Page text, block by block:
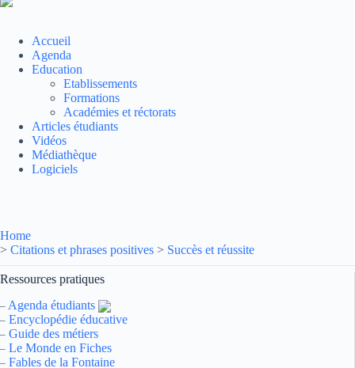
Accueil
Agenda
Education
Etablissements
Formations
Académies et réctorats
Articles étudiants
Vidéos
Médiathèque
Logiciels
Home
> Citations et phrases positives > Succès et réussite
Ressources pratiques
– Agenda étudiants
– Encyclopédie éducative
– Guide des métiers
– Le Monde en Fiches
– Fables de la Fontaine